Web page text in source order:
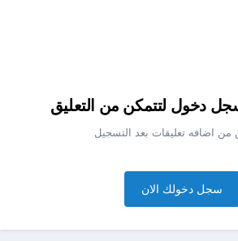
دخول لتتمكن من التعليق
اضافه تعليقات بعد التسجيل
سجل دخولك الان